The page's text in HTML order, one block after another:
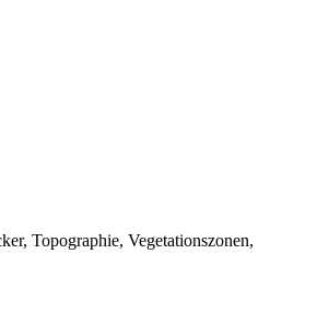
Topographie, Vegetationszonen,